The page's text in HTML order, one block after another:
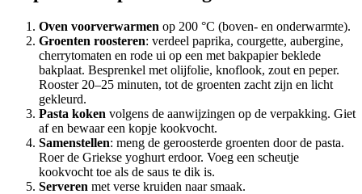
Oven voorverwarmen op 200 °C (boven- en onderwarmte).
Groenten roosteren: verdeel paprika, courgette, aubergine,
cherrytomaten en rode ui op een met bakpapier beklede
bakplaat. Besprenkel met olijfolie, knoflook, zout en peper.
Rooster 20–25 minuten, tot de groenten zacht zijn en licht
gekleurd.
Pasta koken volgens de aanwijzingen op de verpakking. Giet
af en bewaar een kopje kookvocht.
Samenstellen: meng de geroosterde groenten door de pasta.
Roer de Griekse yoghurt erdoor. Voeg een scheutje
kookvocht toe als de saus te dik is.
Serveren met verse kruiden naar smaak.